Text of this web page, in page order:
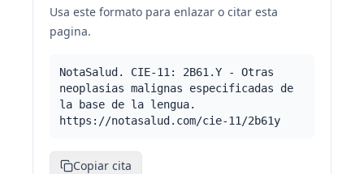
Usa este formato para enlazar o citar esta
pagina.
NotaSalud. CIE-11: 2B61.Y - Otras
neoplasias malignas especificadas de
la base de la lengua.
https://notasalud.com/cie-11/2b61y
Copiar cita